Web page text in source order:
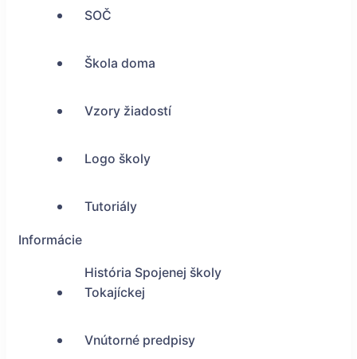
SOČ
Škola doma
Vzory žiadostí
Logo školy
Tutoriály
Informácie
História Spojenej školy
Tokajíckej
Vnútorné predpisy